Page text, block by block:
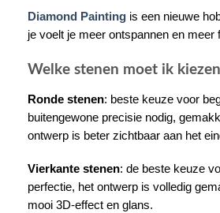
Diamond Painting is een nieuwe
je voelt je meer ontspannen en meer
Welke stenen moet ik
Ronde stenen: beste keuze voor
buitengewone precisie nodig,
ontwerp is beter zichtbaar aan het
Vierkante stenen: de beste keuze
perfectie, het ontwerp is volledig
mooi 3D-effect en glans.